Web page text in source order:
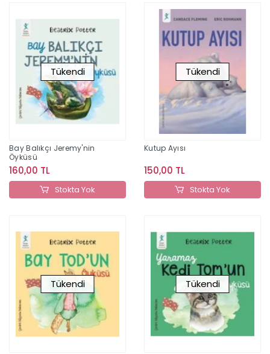
Tükendi
Bay Balıkçı Jeremy'nin
Öyküsü
160,00 TL
Stokta Yok
Tükendi
Kutup Ayısı
150,00 TL
Stokta Yok
Tükendi Tükendi